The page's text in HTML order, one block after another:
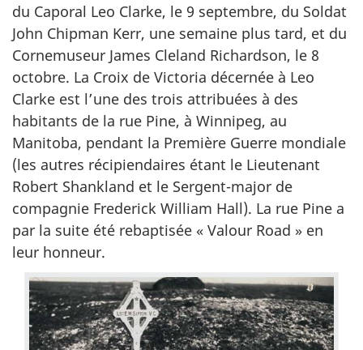
du Caporal Leo Clarke, le 9 septembre, du Soldat
John Chipman Kerr, une semaine plus tard, et du
Cornemuseur James Cleland Richardson, le 8
octobre. La Croix de Victoria décernée à Leo
Clarke est l’une des trois attribuées à des
habitants de la rue Pine, à Winnipeg, au
Manitoba, pendant la Première Guerre mondiale
(les autres récipiendaires étant le Lieutenant
Robert Shankland et le Sergent-major de
compagnie Frederick William Hall). La rue Pine a
par la suite été rebaptisée « Valour Road » en
leur honneur.